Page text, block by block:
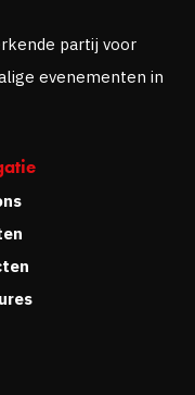
partij voor
evenementen in